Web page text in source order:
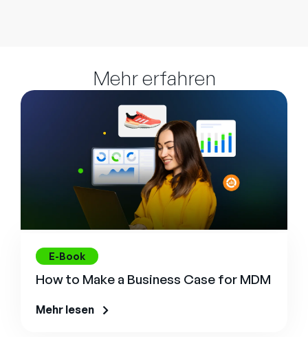
Mehr erfahren
E-Book
How to Make a Business Case for MDM
Mehr lesen